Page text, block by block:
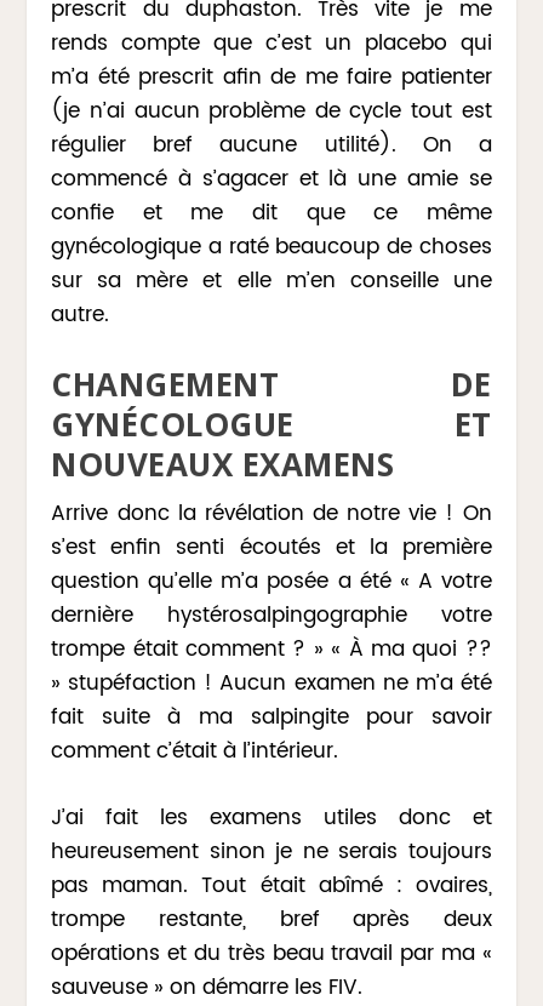
prescrit du duphaston. Très vite je me
rends compte que c’est un placebo qui
m’a été prescrit afin de me faire patienter
(je n’ai aucun problème de cycle tout est
régulier bref aucune utilité). On a
commencé à s’agacer et là une amie se
confie et me dit que ce même
gynécologique a raté beaucoup de choses
sur sa mère et elle m’en conseille une
autre.
CHANGEMENT DE
GYNÉCOLOGUE ET
NOUVEAUX EXAMENS
Arrive donc la révélation de notre vie ! On
s’est enfin senti écoutés et la première
question qu’elle m’a posée a été « A votre
dernière hystérosalpingographie votre
trompe était comment ? » « À ma quoi ??
» stupéfaction ! Aucun examen ne m’a été
fait suite à ma salpingite pour savoir
comment c’était à l’intérieur.
J’ai fait les examens utiles donc et
heureusement sinon je ne serais toujours
pas maman. Tout était abîmé : ovaires,
trompe restante, bref après deux
opérations et du très beau travail par ma «
sauveuse » on démarre les FIV.